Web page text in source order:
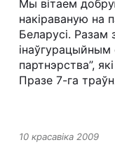
Мы вітаем
накіраваную на
Беларусі. Разам
партнэрства”,
Празе 7-га
10 красавіка 2009